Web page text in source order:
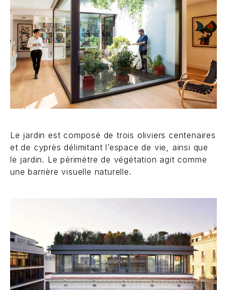
Le jardin est composé de trois oliviers centenaires
et de cyprès délimitant l’espace de vie, ainsi que
le jardin. Le périmètre de végétation agit comme
une barrière visuelle naturelle.